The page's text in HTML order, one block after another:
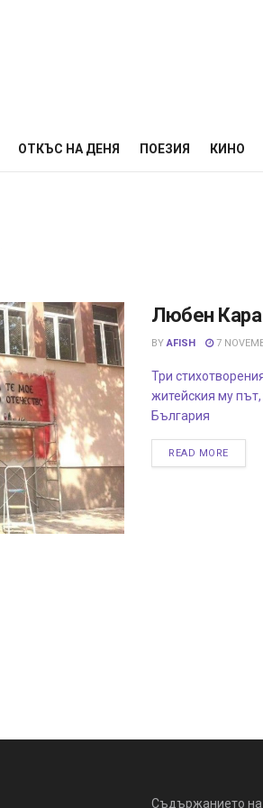
ОТКЪС НА ДЕНЯ ПОЕЗИЯ КИНО
Любен
BY AFISH 7
Три
житейския му
България
READ MORE
Съдържанието на